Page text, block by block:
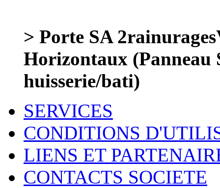
> Porte SA
Horizontaux
huisserie/bati)
SERVICES
CONDITIONS
LIENS ET
CONTACTS SOCIETE